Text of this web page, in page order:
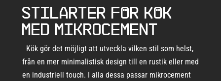
Stilarter för kök
med mikrocement
Kök gör det möjligt att utveckla vilken stil som helst,
från en mer minimalistisk design till en rustik eller med
en industriell touch. I alla dessa passar mikrocement